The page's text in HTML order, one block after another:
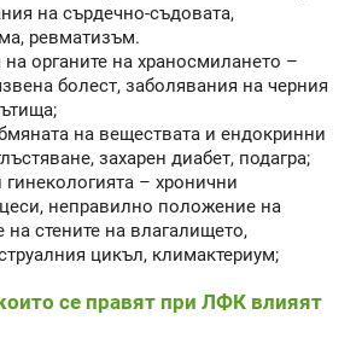
на сърдечно-съдовата,
ревматизъм.
органите на храносмилането –
болест, заболявания на черния
на веществата и ендокринни
захарен диабет, подагра;
гинекологията – хронични
неправилно положение на
на стените на влагалището,
цикъл, климактериум;
се правят при ЛФК влияят